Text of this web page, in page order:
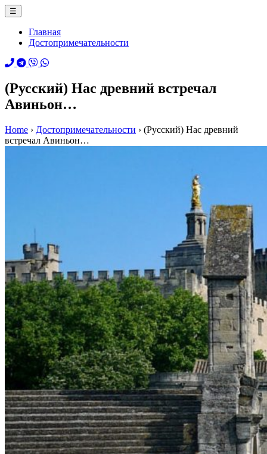
☰
Главная
Достопримечательности
(Русский) Нас древний встречал
Авиньон…
Home › Достопримечательности › (Русский) Нас древний
встречал Авиньон…